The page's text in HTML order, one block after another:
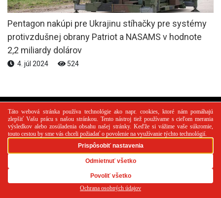
Pentagon nakúpi pre Ukrajinu stíhačky pre systémy
protivzdušnej obrany Patriot a NASAMS v hodnote
2,2 miliardy dolárov
4. júl 2024 524
PR článok Reklama Spolupráca Kontakt
Zásady
používania cookies
RSS